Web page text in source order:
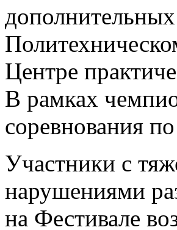
Центре
В рамках
соревнования
Участники с
нарушениями
на Фестивале